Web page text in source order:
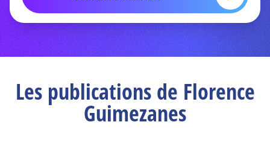
Les publications de Florence
Guimezanes